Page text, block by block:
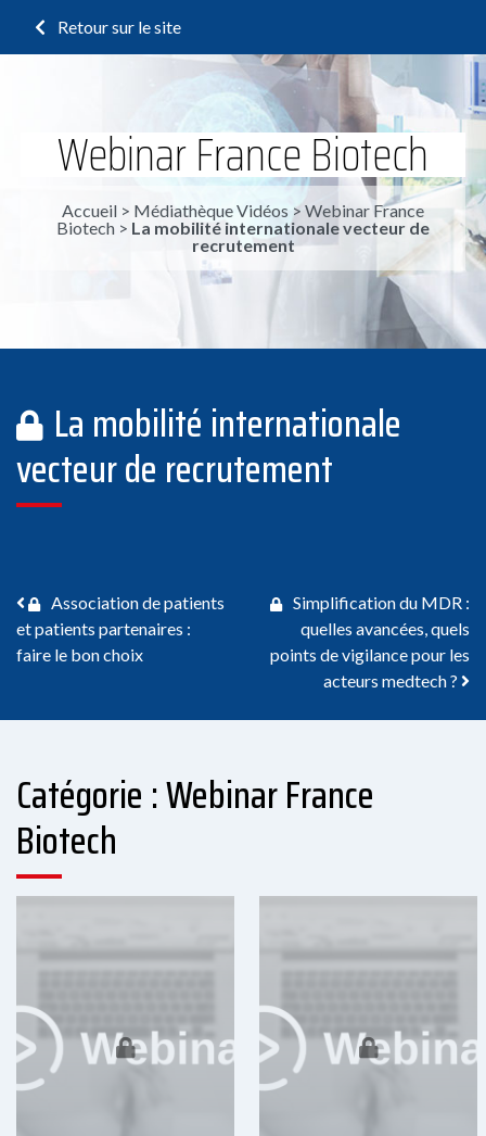
Retour sur le site
Webinar France Biotech
Accueil > Médiathèque Vidéos > Webinar France
Biotech > La mobilité internationale vecteur de
recrutement
La mobilité internationale
vecteur de recrutement
Navigation des articles
Association de patients
et patients partenaires :
faire le bon choix
Simplification du MDR :
quelles avancées, quels
points de vigilance pour les
acteurs medtech ?
Catégorie : Webinar France
Biotech